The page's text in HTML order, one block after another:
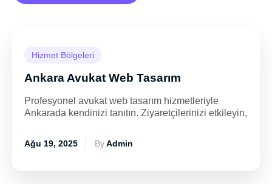
Hizmet Bölgeleri
Ankara Avukat Web Tasarım
Profesyonel avukat web tasarım hizmetleriyle
Ankarada kendinizi tanıtın. Ziyaretçilerinizi etkileyin,
Ağu 19, 2025 ByAdmin